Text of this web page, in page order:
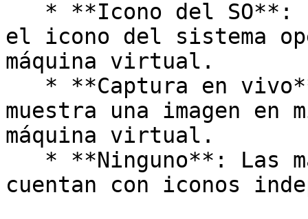
el icono del sistema
máquina virtual.
muestra una imagen
máquina virtual.
cuentan con iconos